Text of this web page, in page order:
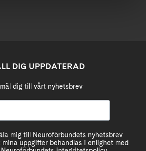
DIG UPPDATERAD
dig till vårt nyhetsbrev
mig till Neuroförbundets nyhetsbrev
uppgifter behandlas i enlighet med